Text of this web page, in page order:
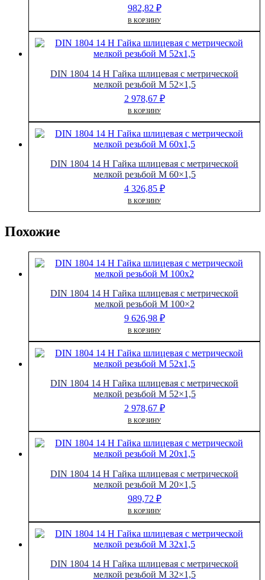
982,82 ₽
В КОРЗИНУ
DIN 1804 14 H Гайка шлицевая с метрической
мелкой резьбой M 52×1,5
2 978,67 ₽
В КОРЗИНУ
DIN 1804 14 H Гайка шлицевая с метрической
мелкой резьбой M 60×1,5
4 326,85 ₽
В КОРЗИНУ
Похожие
DIN 1804 14 H Гайка шлицевая с метрической
мелкой резьбой M 100×2
9 626,98 ₽
В КОРЗИНУ
DIN 1804 14 H Гайка шлицевая с метрической
мелкой резьбой M 52×1,5
2 978,67 ₽
В КОРЗИНУ
DIN 1804 14 H Гайка шлицевая с метрической
мелкой резьбой M 20×1,5
989,72 ₽
В КОРЗИНУ
DIN 1804 14 H Гайка шлицевая с метрической
мелкой резьбой M 32×1,5